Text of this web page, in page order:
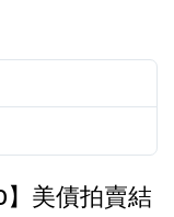
】美債拍賣結